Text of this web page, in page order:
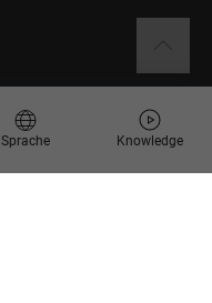
Sprache Knowledge